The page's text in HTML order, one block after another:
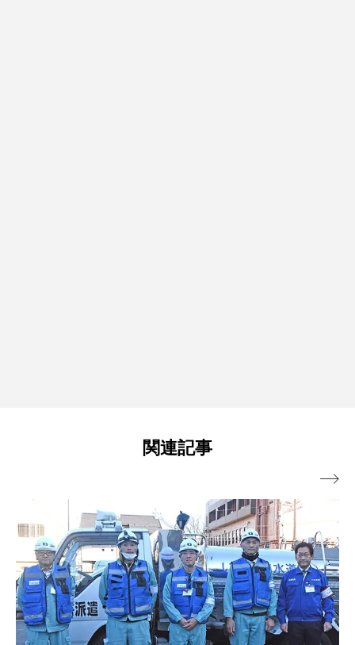
関連記事
